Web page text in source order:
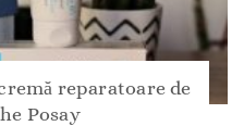
reparatoare de
Posay